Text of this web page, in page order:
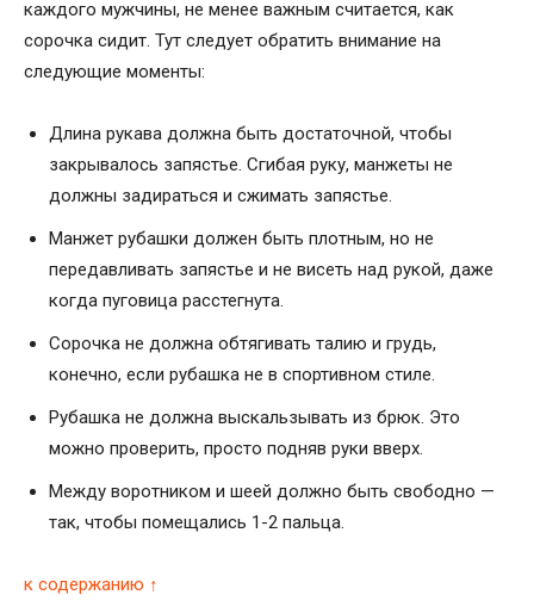
каждого мужчины, не менее важным считается, как
сорочка сидит. Тут следует обратить внимание на
следующие моменты:
Длина рукава должна быть достаточной, чтобы
закрывалось запястье. Сгибая руку, манжеты не
должны задираться и сжимать запястье.
Манжет рубашки должен быть плотным, но не
передавливать запястье и не висеть над рукой, даже
когда пуговица расстегнута.
Сорочка не должна обтягивать талию и грудь,
конечно, если рубашка не в спортивном стиле.
Рубашка не должна выскальзывать из брюк. Это
можно проверить, просто подняв руки вверх.
Между воротником и шеей должно быть свободно —
так, чтобы помещались 1-2 пальца.
к содержанию ↑